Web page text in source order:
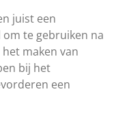
juist een
te gebruiken na
maken van
bij het
een